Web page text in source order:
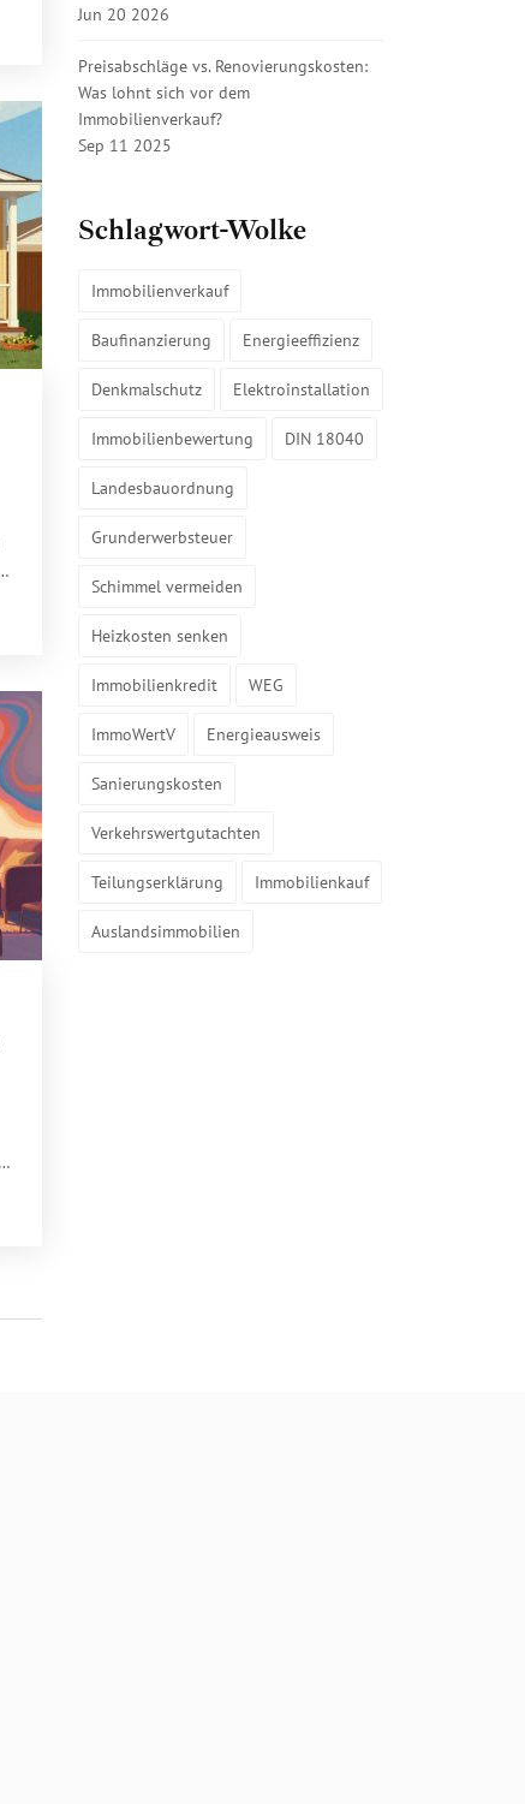
Jun 20 2026
Preisabschläge vs. Renovierungskosten:
Was lohnt sich vor dem
Immobilienverkauf?
Sep 11 2025
Schlagwort-Wolke
Immobilienverkauf
Baufinanzierung Energieeffizienz
Denkmalschutz Elektroinstallation
Immobilienbewertung DIN 18040
Landesbauordnung
Grunderwerbsteuer
Schimmel vermeiden
Heizkosten senken
Immobilienkredit WEG
ImmoWertV Energieausweis
Sanierungskosten
Verkehrswertgutachten
Teilungserklärung Immobilienkauf
Auslandsimmobilien